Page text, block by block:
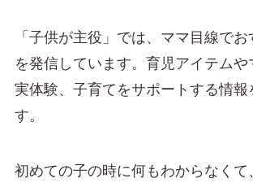
「子供が主役」では、ママ目線で
を発信しています。育児アイテム
実体験、子育てをサポートする情報
す。
初めての子の時に何もわからなくて